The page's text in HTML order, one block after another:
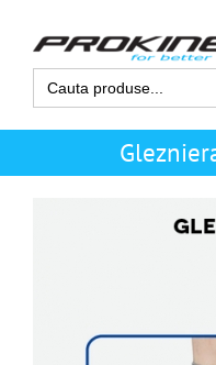
content
Search
for: